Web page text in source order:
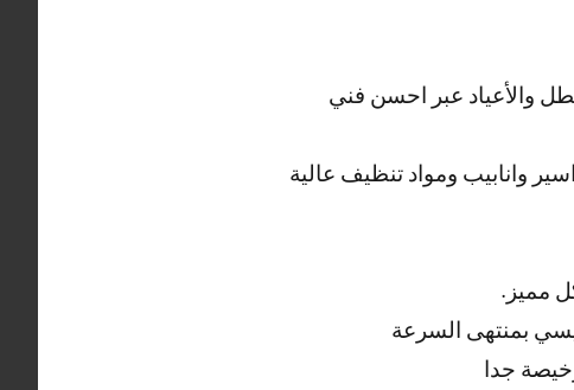
والأعياد عبر احسن فني
وانابيب ومواد تنظيف عالية
مميز.
بمنتهى السرعة
جدا